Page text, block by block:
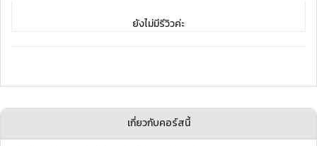
ยังไม่มีรีวิวค่ะ
เกี่ยวกับคอร์สนี้